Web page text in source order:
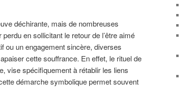
déchirante, mais de nombreuses
en sollicitant le retour de l’être aimé
ou un engagement sincère, diverses
cette souffrance. En effet, le rituel de
vise spécifiquement à rétablir les liens
démarche symbolique permet souvent